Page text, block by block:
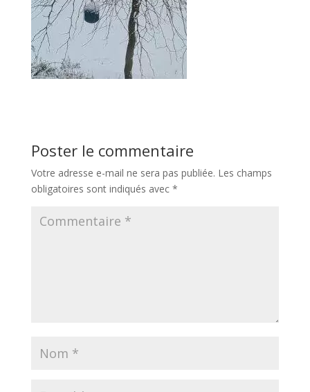
Poster le commentaire
Votre adresse e-mail ne sera pas publiée. Les champs
obligatoires sont indiqués avec *